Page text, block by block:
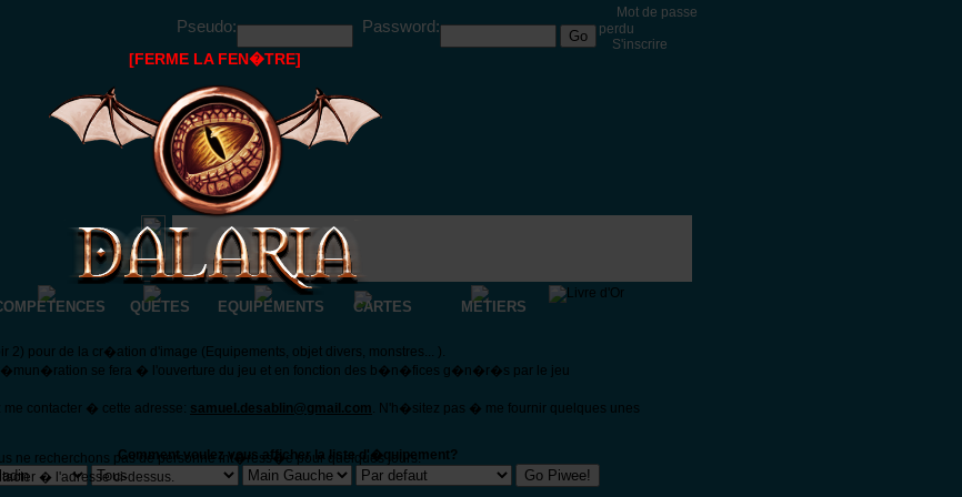
Pseudo:
Password:
Mot de passe
perdu
S'inscrire
QUETES EQUIPEMENTS CARTES METIERS
Comment voulez vous afficher la liste d'�quipement?
[FERME LA FEN�TRE]
2) pour de la cr�ation d'image (Equipements, objet divers, monstres... ).
r�mun�ration se fera � l'ouverture du jeu et en fonction des b�n�fices g�n�r�s par le jeu
contacter � cette adresse: samuel.desablin@gmail.com. N'h�sitez pas � me fournir quelques unes
ne recherchons pas de personne int�ress�e pour quelques jours.
� l'adresse ci-dessus.